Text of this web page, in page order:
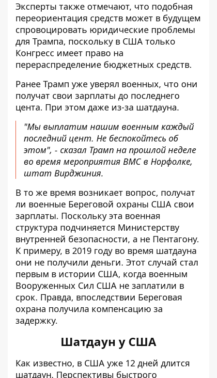
Эксперты также отмечают, что подобная
переориентация средств может в будущем
спровоцировать юридические проблемы
для Трампа, поскольку в США только
Конгресс имеет право на
перераспределение бюджетных средств.
Ранее Трамп уже уверял военных, что они
получат свои зарплаты до последнего
цента. При этом даже из-за шатдауна.
"Мы выплатим нашим военным каждый
последний цент. Не беспокойтесь об
этом", - сказал Трамп на прошлой неделе
во время мероприятия ВМС в Норфолке,
штат Вирджиния.
В то же время возникает вопрос, получат
ли военные Береговой охраны США свои
зарплаты. Поскольку эта военная
структура подчиняется Министерству
внутренней безопасности, а не Пентагону.
К примеру, в 2019 году во время шатдауна
они не получили деньги. Этот случай стал
первым в истории США, когда военным
Вооруженных Сил США не заплатили в
срок. Правда, впоследствии Береговая
охрана получила компенсацию за
задержку.
Шатдаун у США
Как известно, в США уже 12 дней длится
шатдаун. Перспективы быстрого